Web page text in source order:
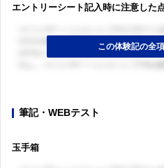
エントリーシート記入時に注意した
筆記・WEBテスト
玉手箱